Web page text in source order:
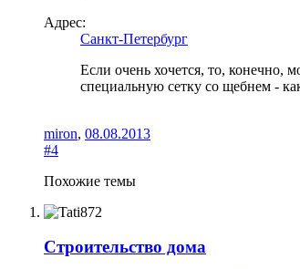
Адрес:
Санкт-Петербург
Если очень хочется, то, конечно,
специальную сетку со щебнем -
miron, 08.08.2013
#4
Похожие темы
Строительство дома